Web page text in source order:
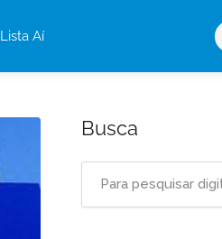
Lista Aí
Busca